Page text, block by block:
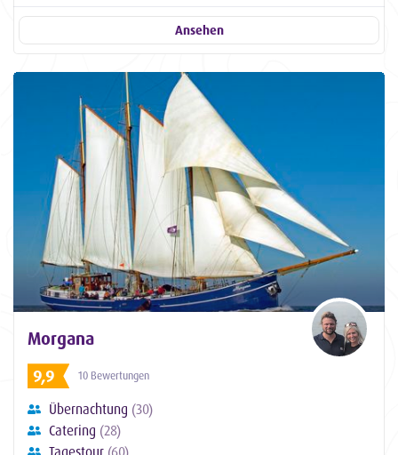
Ansehen
Morgana
9,9
10 Bewertungen
Übernachtung (30)
Catering (28)